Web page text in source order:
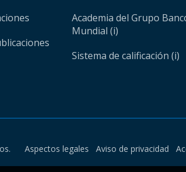
Academia del Grupo
Mundial (i)
Sistema de calificación (i)
Aspectos legales Aviso de privacidad